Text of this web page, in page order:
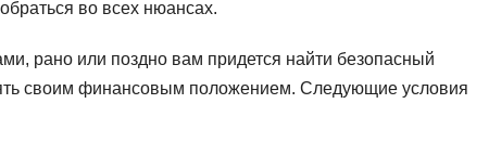
во всех нюансах.
рано или поздно вам придется найти безопасный
своим финансовым положением. Следующие условия